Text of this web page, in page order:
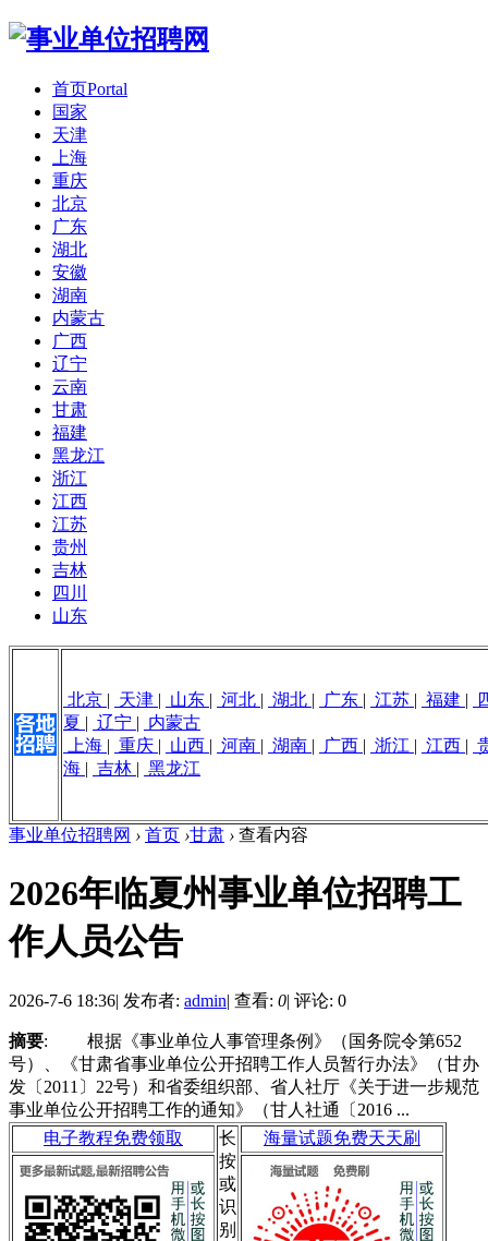
首页Portal
国家
天津
上海
重庆
北京
广东
湖北
安徽
湖南
内蒙古
广西
辽宁
云南
甘肃
福建
黑龙江
浙江
江西
江苏
贵州
吉林
四川
山东
北京 | 天津 | 山东 | 河北 | 湖北 | 广东 | 江苏 | 福建 |
夏 | 辽宁 | 内蒙古
上海 | 重庆 | 山西 | 河南 | 湖南 | 广西 | 浙江 | 江西 |
海 | 吉林 | 黑龙江
事业单位招聘网 › 首页 ›甘肃 › 查看内容
2026年临夏州事业单位招聘工
作人员公告
2026-7-6 18:36| 发布者: admin| 查看: 0| 评论: 0
摘要: 根据《事业单位人事管理条例》（国务院令第652
号）、《甘肃省事业单位公开招聘工作人员暂行办法》（甘办
发〔2011〕22号）和省委组织部、省人社厅《关于进一步规范
事业单位公开招聘工作的通知》（甘人社通〔2016 ...
电子教程免费领取
长
按
或
识
别
海量试题免费天天刷